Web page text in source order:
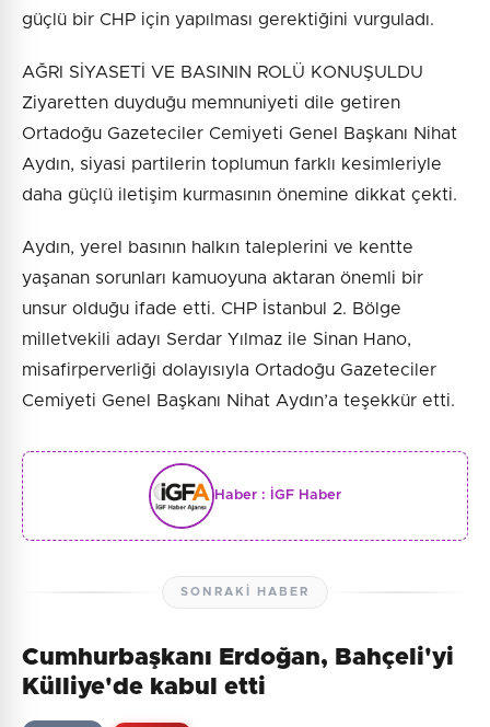
güçlü bir CHP için yapılması gerektiğini vurguladı.
AĞRI SİYASETİ VE BASININ ROLÜ KONUŞULDU
Ziyaretten duyduğu memnuniyeti dile getiren
Ortadoğu Gazeteciler Cemiyeti Genel Başkanı Nihat
Aydın, siyasi partilerin toplumun farklı kesimleriyle
daha güçlü iletişim kurmasının önemine dikkat çekti.
Aydın, yerel basının halkın taleplerini ve kentte
yaşanan sorunları kamuoyuna aktaran önemli bir
unsur olduğu ifade etti. CHP İstanbul 2. Bölge
milletvekili adayı Serdar Yılmaz ile Sinan Hano,
misafirperverliği dolayısıyla Ortadoğu Gazeteciler
Cemiyeti Genel Başkanı Nihat Aydın’a teşekkür etti.
Haber : İGF Haber
SONRAKI HABER
Cumhurbaşkanı Erdoğan, Bahçeli'yi
Külliye'de kabul etti